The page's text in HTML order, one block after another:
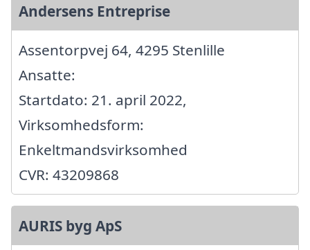
Andersens Entreprise
Assentorpvej 64, 4295 Stenlille
Ansatte:
Startdato: 21. april 2022,
Virksomhedsform:
Enkeltmandsvirksomhed
CVR: 43209868
AURIS byg ApS